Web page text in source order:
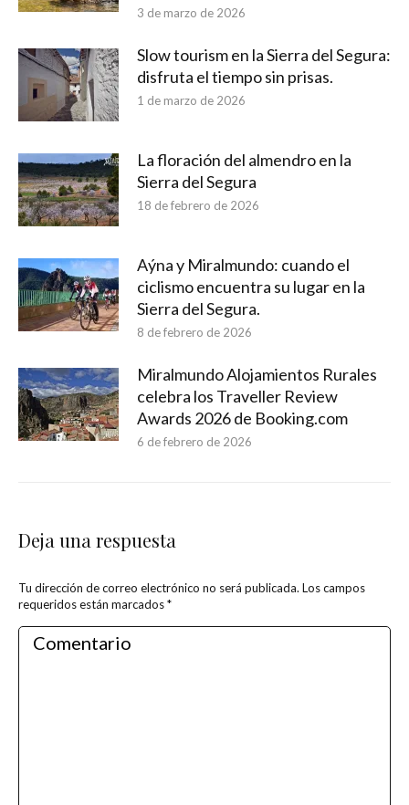
3 de marzo de 2026
Slow tourism en la Sierra del Segura:
disfruta el tiempo sin prisas.
1 de marzo de 2026
La floración del almendro en la
Sierra del Segura
18 de febrero de 2026
Aýna y Miralmundo: cuando el
ciclismo encuentra su lugar en la
Sierra del Segura.
8 de febrero de 2026
Miralmundo Alojamientos Rurales
celebra los Traveller Review
Awards 2026 de Booking.com
6 de febrero de 2026
Deja una respuesta
Tu dirección de correo electrónico no será publicada. Los campos
requeridos están marcados*
Comentario